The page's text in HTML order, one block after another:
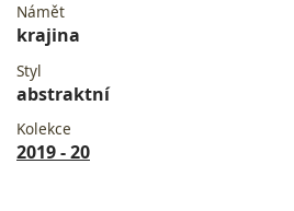
Námět
krajina
Styl
abstraktní
Kolekce
2019 - 20